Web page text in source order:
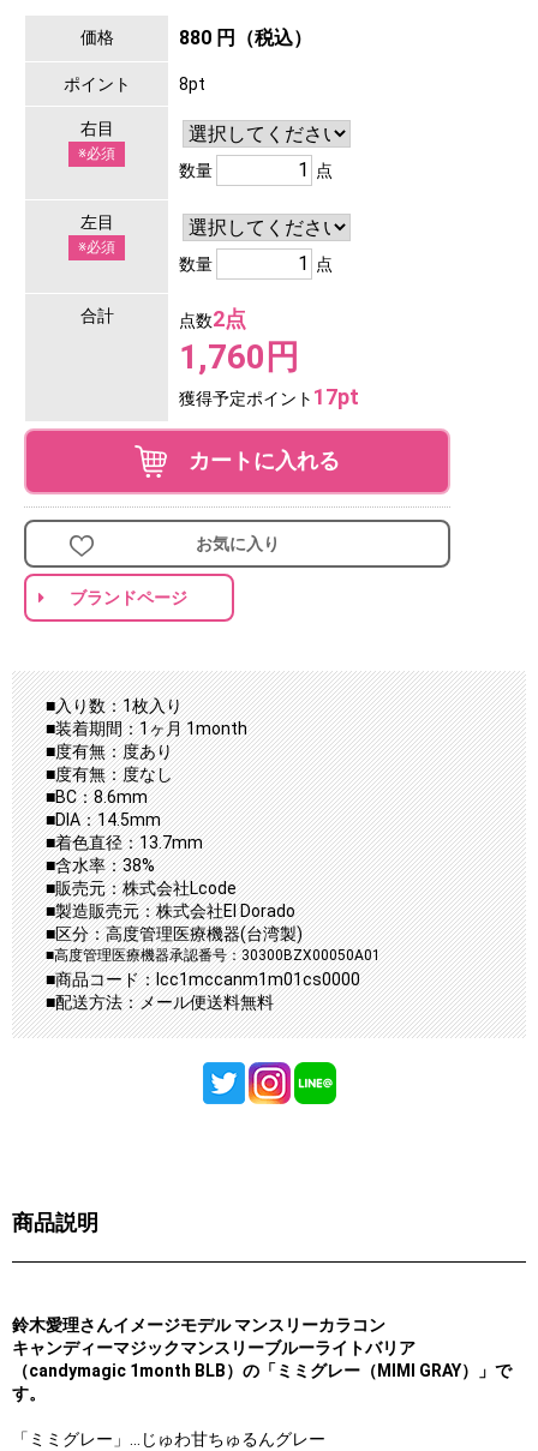
価格 880 円（税込）
ポイント 8pt
右目
※必須
数量 点
左目
※必須
数量 点
合計 点数2点
1,760円
獲得予定ポイント 17pt
カートに入れる
お気に入り
ブランドページ
■入り数：1枚入り
■装着期間：1ヶ月 1month
■度有無：度あり
■度有無：度なし
■BC：8.6mm
■DIA：14.5mm
■着色直径：13.7mm
■含水率：38%
■販売元：株式会社Lcode
■製造販売元：株式会社El Dorado
■区分：高度管理医療機器(台湾製)
■高度管理医療機器承認番号：30300BZX00050A01
■商品コード：lcc1mccanm1m01cs0000
■配送方法：メール便送料無料
商品説明
鈴木愛理さんイメージモデル マンスリーカラコン
キャンディーマジックマンスリーブルーライトバリア
（candymagic 1month BLB）の「ミミグレー（MIMI GRAY）」で
す。
「ミミグレー」…じゅわ甘ちゅるんグレー